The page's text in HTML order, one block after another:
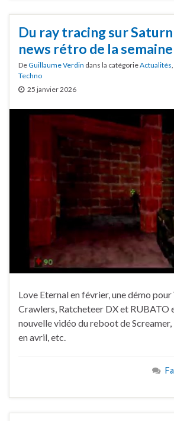
Du ray tracing sur
news rétro de la semaine
DeGuillaume Verdin dans la catégorieActualités,
Techno
25 janvier 2026
Love Eternal en février, une démo
Crawlers, Ratcheteer DX et RUBATO
nouvelle vidéo du reboot de
en avril, etc.